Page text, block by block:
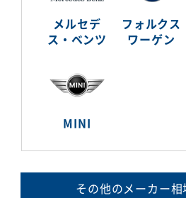
メルセデ
ス・ベンツ
フォルクス
ワーゲン
MINI
その他のメーカー相